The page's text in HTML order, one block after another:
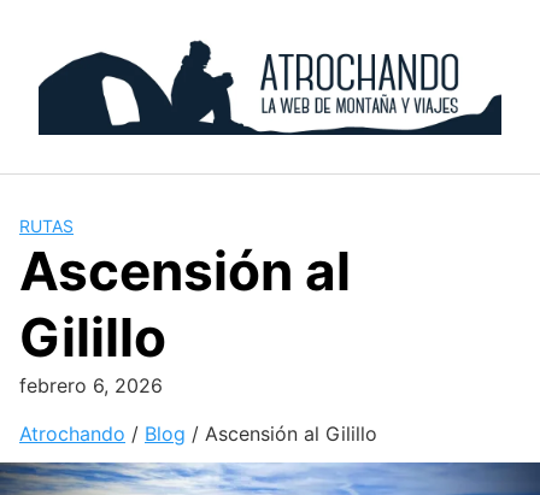
content
RUTAS
Ascensión al
Gilillo
febrero 6, 2026
Atrochando / Blog / Ascensión al Gilillo